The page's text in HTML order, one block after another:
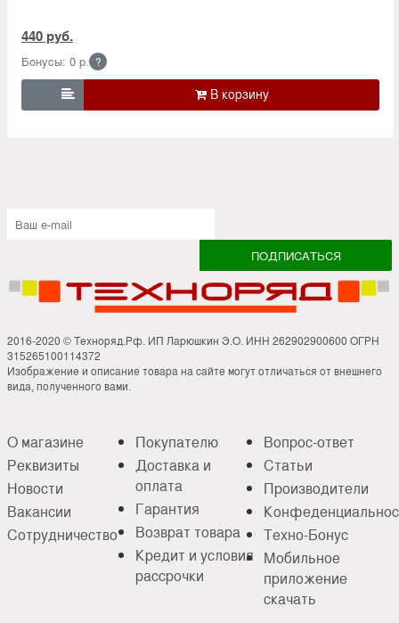
440 руб.
Бонусы: 0 р. ?

2016-2020 © Техноряд.Рф. ИП Ларюшкин Э.О. ИНН 262902900600 ОГРН
315265100114372
Изображение и описание товара на сайте могут отличаться от внешнего
вида, полученного вами.
О магазине
Реквизиты
Новости
Вакансии
Сотрудничество
Покупателю
Доставка и
оплата
Гарантия
Возврат товара
Кредит и условия
рассрочки
Вопрос-ответ
Статьи
Производители
Техно-Бонус
Мобильное
приложение
скачать